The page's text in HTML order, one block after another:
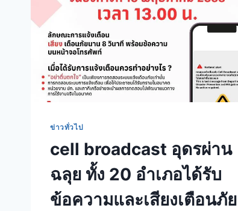
ข่าวทั่วไป
cell broadcast อุดรผ่าน
ฉลุย ทั้ง 20 อำเภอได้รับ
ข้อความและเสียงเตือนภัย